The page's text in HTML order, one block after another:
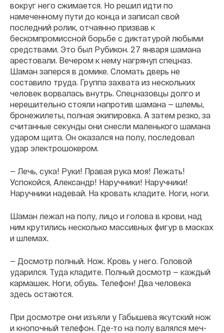
вокруг него сжимается. Но решил идти по
намеченному пути до конца и записал свой
последний ролик, отчаянно призвав к
бескомпромиссной борьбе с диктатурой любыми
средствами. Это был Рубикон. 27 января шамана
арестовали. Вечером к нему нагрянул спецназ.
Шаман заперся в домике. Сломать дверь не
составило труда. Группа захвата из нескольких
человек ворвалась внутрь. Спецназовцы долго и
нерешительно стояли напротив шамана — шлемы,
бронежилеты, полная экипировка. А затем резко, за
считанные секунды они снесли маленького шамана
ударом щита. Он оказался на полу, последовал
удар электрошокером.
— Лечь, сука! Руки! Правая рука моя! Лежать!
Успокойся, Александр! Наручники! Наручники!
Наручники надевай. На кровать кладите. Ноги, ноги.
Шаман лежал на полу, лицо и голова в крови, над
ним крутились несколько массивных фигур в масках
и шлемах.
— Досмотр полный. Нож. Кровь у него. Головой
ударился. Туда кладите. Полный досмотр — каждый
кармашек. Ноги, обувь. Телефон! Два человека
здесь остаются.
При досмотре они изъяли у Габышева якутский нож
и кнопочный телефон. Где-то на полу валялся меч-